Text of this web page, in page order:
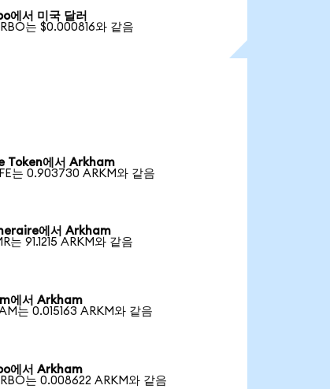
에서 미국 달러
는 $0.000816와 같음
Token에서 Arkham
는 0.903730 ARKM와 같음
에서 Arkham
는 91.1215 ARKM와 같음
에서 Arkham
는 0.015163 ARKM와 같음
에서 Arkham
는 0.008622 ARKM와 같음